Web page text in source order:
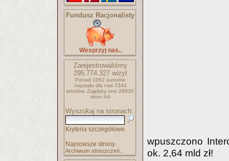
Fundusz Racjonalisty
Wesprzyj nas..
Zarejestrowaliśmy
295.774.327wizyt
Ponad 1062 autorów
napisało dla nas 7343
tekstów. Zajęłyby one 28930
stron A4
Wyszukaj na stronach:
Kryteria szczegółowe
Najnowsze strony..
Archiwum streszczeń..
wpuszczono
ok. 2,64 mld zł!